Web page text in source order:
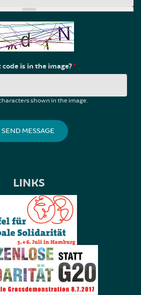
code is in the image?*
shown in the image.
LINKS